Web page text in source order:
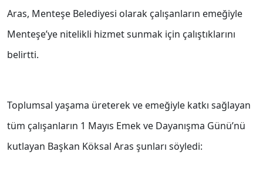
Aras, Menteşe Belediyesi olarak çalışanların emeğiyle
Menteşe’ye nitelikli hizmet sunmak için çalıştıklarını
belirtti.
Toplumsal yaşama üreterek ve emeğiyle katkı sağlayan
tüm çalışanların 1 Mayıs Emek ve Dayanışma Günü’nü
kutlayan Başkan Köksal Aras şunları söyledi: